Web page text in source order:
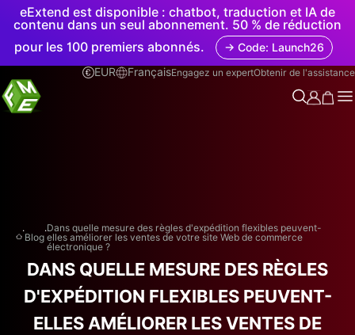
eExtend est disponible : chatbot, traduction et IA de
contenu dans un seul abonnement. 50 % de réduction
pour les 100 premiers abonnés.
→ Code: Launch26
EUR
FrançaisEngagez un expertObtenir de l'assistance
.
Blog
.Dans quelle mesure des règles d'expédition flexibles peuvent-
elles améliorer les ventes de votre site Web de commerce
électronique ?
DANS QUELLE MESURE DES RÈGLES
D'EXPÉDITION FLEXIBLES PEUVENT-
ELLES AMÉLIORER LES VENTES DE